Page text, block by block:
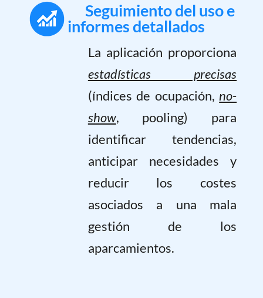
Seguimiento del uso e
informes detallados
La aplicación proporciona
estadísticas precisas
(índices de ocupación, no-
show, pooling) para
identificar tendencias,
anticipar necesidades y
reducir los costes
asociados a una mala
gestión de los
aparcamientos.